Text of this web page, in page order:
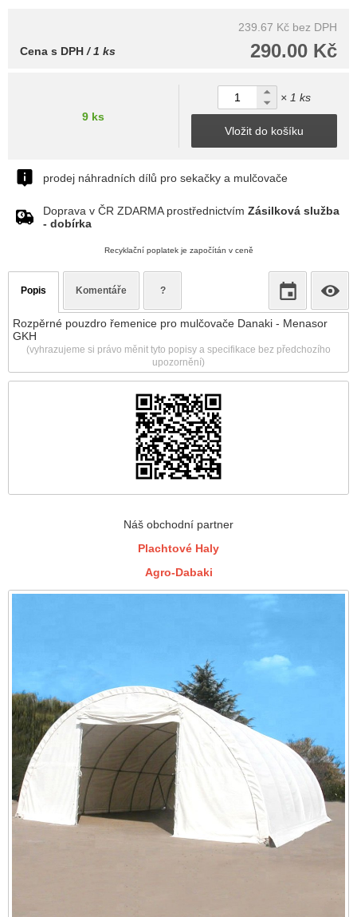
Náš obchodní partner
Plachtové Haly
Agro-Dabaki
239.67 Kč bez DPH
290.00 Kč
Cena s DPH / 1 ks
9 ks
× 1 ks
Vložit do košíku
prodej náhradních dílů pro sekačky a mulčovače
Doprava v ČR ZDARMA prostřednictvím Zásilková služba
- dobírka
Recyklační poplatek je započítán v ceně
Popis Komentáře ?
Rozpěrné pouzdro řemenice pro mulčovače Danaki - Menasor
GKH
(vyhrazujeme si právo měnit tyto popisy a specifikace bez předchozího
upozornění)